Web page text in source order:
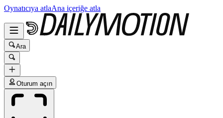
Oynatıcıya atlaAna içeriğe atla
Ara
Oturum açın